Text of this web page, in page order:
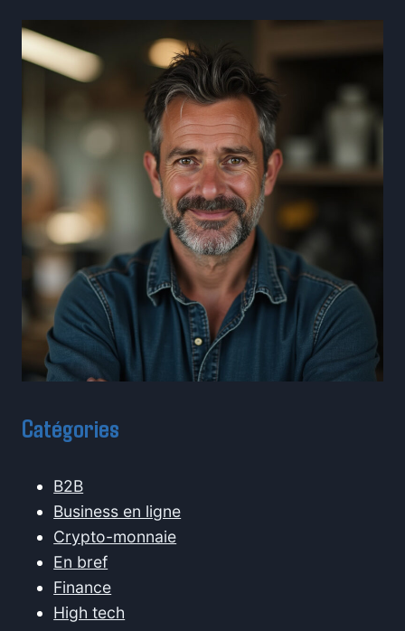
Catégories
B2B
Business en ligne
Crypto-monnaie
En bref
Finance
High tech